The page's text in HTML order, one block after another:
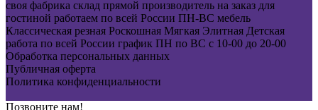
своя фабрика склад прямой производитель на заказ для
гостиной работаем по всей России ПН-ВС мебель
Классическая резная Роскошная Мягкая Элитная Детская
работа по всей России график ПН по ВС с 10-00 до 20-00
Обработка персональных данных
Публичная оферта
Политика конфиденциальности
Позвоните нам!